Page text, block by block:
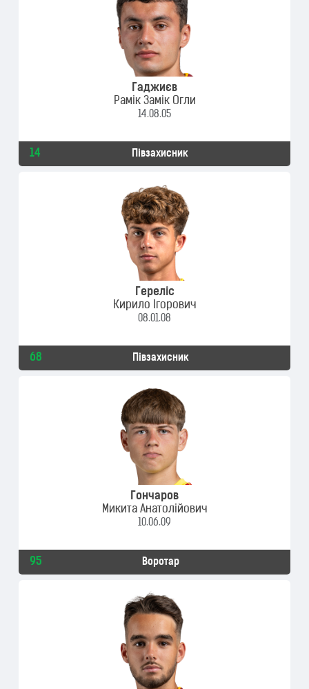
Гаджиєв
Рамік Замік Огли
14.08.05
14 Півзахисник
Гереліс
Кирило Ігорович
08.01.08
68 Півзахисник
Гончаров
Микита Анатолійович
10.06.09
95 Воротар